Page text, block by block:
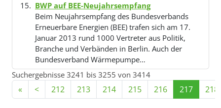
BWP auf BEE-Neujahrsempfang
Beim Neujahrsempfang des Bundesverbands
Erneuerbare Energien (BEE) trafen sich am 17.
Januar 2013 rund 1000 Vertreter aus Politik,
Branche und Verbänden in Berlin. Auch der
Bundesverband Wärmepumpe…
Suchergebnisse 3241 bis 3255 von 3414
« < 212 213 214 215 216 217 218